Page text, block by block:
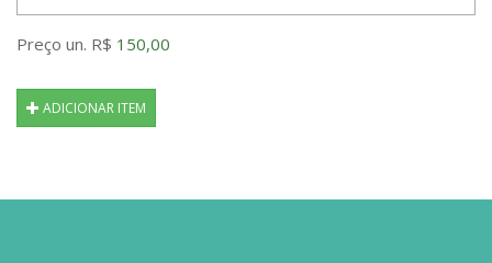
Preço un. R$ 150,00
ADICIONAR ITEM